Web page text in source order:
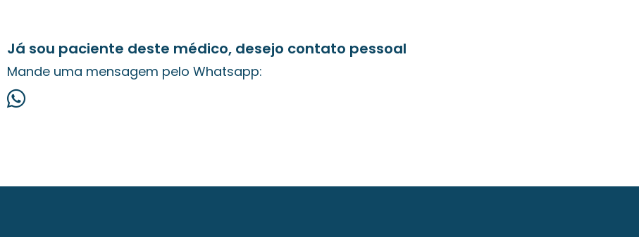
Já sou paciente deste médico, desejo contato pessoal
Mande uma mensagem pelo Whatsapp: